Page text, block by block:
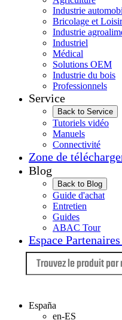
Industrie
Bricolage et
Industrie
Industriel
Médical
Solutions OEM
Industrie du bois
Professionnels
Service
Back to Service
Tutoriels vidéo
Manuels
Connectivité
Zone de
Blog
Back to Blog
Guide d'achat
Entretien
Guides
ABAC Tour
Espace
España
en-ES